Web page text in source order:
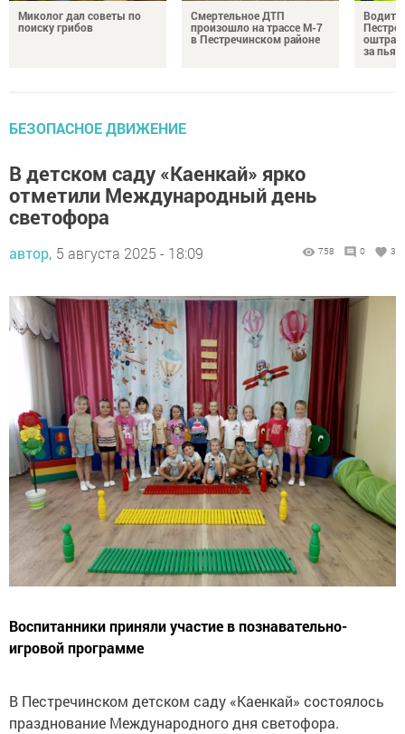
Миколог дал советы по
поиску грибов
Смертельное ДТП
произошло на трассе М-7
в Пестречинском районе
за
БЕЗОПАСНОЕ ДВИЖЕНИЕ
В детском саду «Каенкай» ярко
отметили Международный день
светофора
автор, 5 августа 2025 - 18:09 758 0 3
Воспитанники приняли участие в познавательно-
игровой программе
В Пестречинском детском саду «Каенкай» состоялось
празднование Международного дня светофора.